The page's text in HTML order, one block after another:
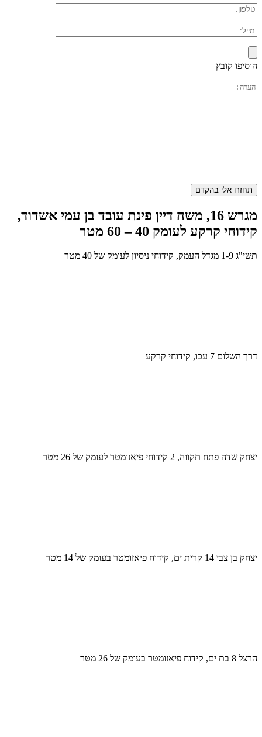
הוסיפו קובץ +
מגרש 16, משה דיין פינת עובד בן עמי אשדוד,
קידוחי קרקע לעומק 40 – 60 מטר
תשי"ג 1-9 מגדל העמק, קידוחי ניסיון לעומק של 40 מטר
דרך השלום 7 עכו, קידוחי קרקע
יצחק שדה פתח תקווה, 2 קידוחי פיאזומטר לעומק של 26 מטר
יצחק בן צבי 14 קרית ים, קידוח פיאזומטר בעומק של 14 מטר
הרצל 8 בת ים, קידוח פיאזומטר בעומק של 26 מטר